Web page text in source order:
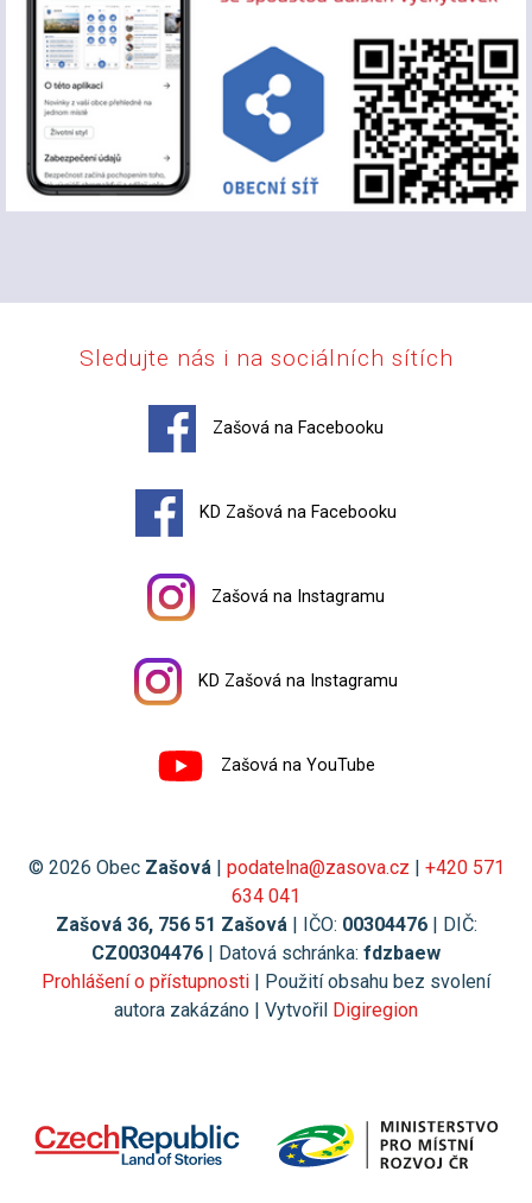
Sledujte nás i na sociálních sítích
Zašová na Facebooku
KD Zašová na Facebooku
Zašová na Instagramu
KD Zašová na Instagramu
Zašová na YouTube
© 2026 Obec Zašová | podatelna@zasova.cz | +420 571
634 041
Zašová 36, 756 51 Zašová | IČO: 00304476| DIČ:
CZ00304476 | Datová schránka: fdzbaew
Prohlášení o přístupnosti | Použití obsahu bez svolení
autora zakázáno | Vytvořil Digiregion